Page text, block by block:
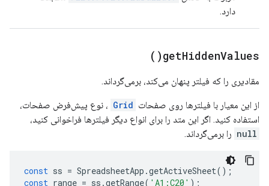
دارد.
getHiddenValues(
)
مقادیری را که فیلتر پنهان می‌کند، برمی‌گرداند.
از این معیار با فیلترها روی صفحات Grid ، نوع پیش‌فرض صفحات،
استفاده کنید. اگر این متد را برای انواع دیگر فیلترها فراخوانی کنید،
null را برمی‌گرداند.
const ss = SpreadsheetApp .getActiveSheet();
const range = ss .getRange( 'A1:C20' );